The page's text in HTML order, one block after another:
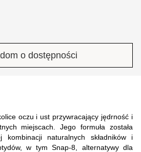
o dostępności
oczu i ust przywracający jędrność i
miejscach. Jego formuła została
kombinacji naturalnych składników i
w tym Snap-8, alternatywy dla